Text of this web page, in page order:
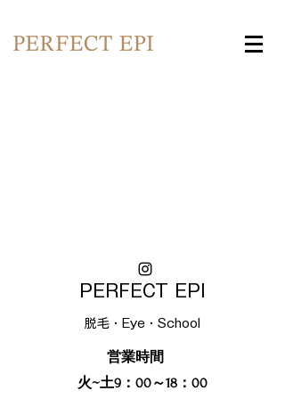
PERFECT EPI
​脱毛・Eye・School
営業時間
火~土9：00～18：00